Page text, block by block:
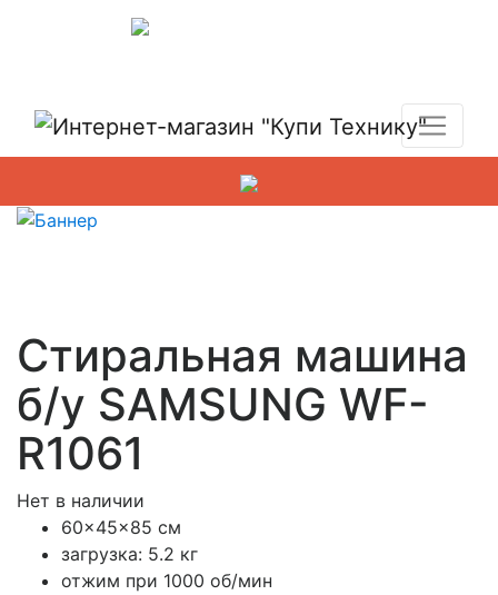
Стиральная машина
б/у SAMSUNG WF-
R1061
Нет в наличии
60x45x85 см
загрузка: 5.2 кг
отжим при 1000 об/мин